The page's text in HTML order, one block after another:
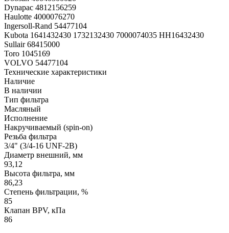
Dynapac 4812156259
Haulotte 4000076270
Ingersoll-Rand 54477104
Kubota 1641432430 1732132430 7000074035 HH16432430
Sullair 68415000
Toro 1045169
VOLVO 54477104
Технические характеристики
Наличие
В наличии
Тип фильтра
Масляный
Исполнение
Накручиваемый (spin-on)
Резьба фильтра
3/4" (3/4-16 UNF-2B)
Диаметр внешний, мм
93,12
Высота фильтра, мм
86,23
Степень фильтрации, %
85
Клапан BPV, кПа
86